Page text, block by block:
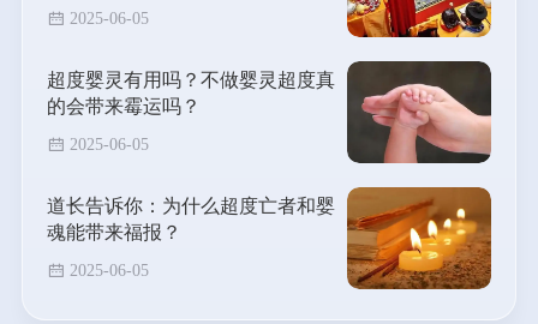
2025-06-05
超度婴灵有用吗？不做婴灵超度真
的会带来霉运吗？
2025-06-05
道长告诉你：为什么超度亡者和婴
魂能带来福报？
2025-06-05